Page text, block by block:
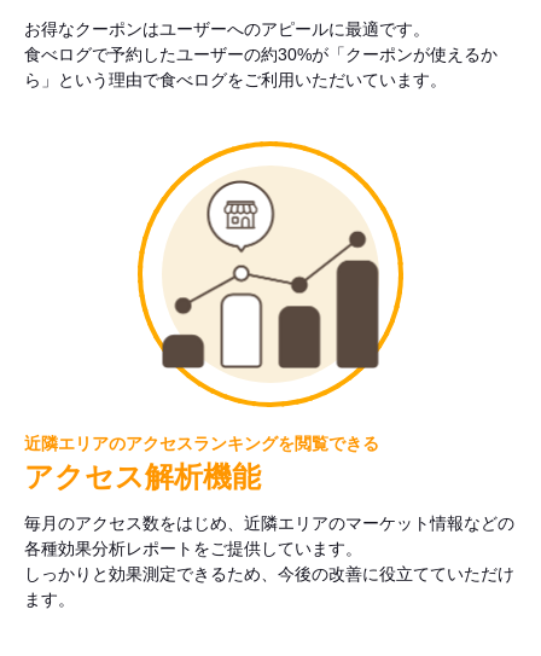
お得なクーポンはユーザーへのアピールに最適です。
食べログで予約したユーザーの約30%が「クーポンが使えるか
ら」という理由で食べログをご利用いただいています。
近隣エリアのアクセスランキングを閲覧できる
アクセス解析機能
毎月のアクセス数をはじめ、近隣エリアのマーケット情報などの
各種効果分析レポートをご提供しています。
しっかりと効果測定できるため、今後の改善に役立てていただけ
ます。